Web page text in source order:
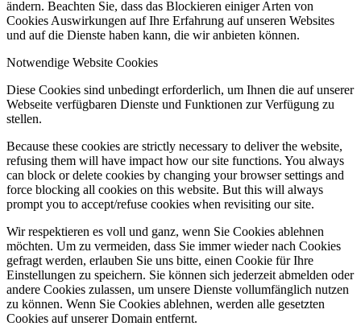
ändern. Beachten Sie, dass das Blockieren einiger Arten von
Cookies Auswirkungen auf Ihre Erfahrung auf unseren Websites
und auf die Dienste haben kann, die wir anbieten können.
Notwendige Website Cookies
Diese Cookies sind unbedingt erforderlich, um Ihnen die auf unserer
Webseite verfügbaren Dienste und Funktionen zur Verfügung zu
stellen.
Because these cookies are strictly necessary to deliver the website,
refusing them will have impact how our site functions. You always
can block or delete cookies by changing your browser settings and
force blocking all cookies on this website. But this will always
prompt you to accept/refuse cookies when revisiting our site.
Wir respektieren es voll und ganz, wenn Sie Cookies ablehnen
möchten. Um zu vermeiden, dass Sie immer wieder nach Cookies
gefragt werden, erlauben Sie uns bitte, einen Cookie für Ihre
Einstellungen zu speichern. Sie können sich jederzeit abmelden oder
andere Cookies zulassen, um unsere Dienste vollumfänglich nutzen
zu können. Wenn Sie Cookies ablehnen, werden alle gesetzten
Cookies auf unserer Domain entfernt.